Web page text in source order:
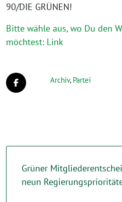
90/DIE GRÜNEN!
Bitte wähle aus, wo Du den
möchtest: Link
Archiv, Partei
Grüner
neun